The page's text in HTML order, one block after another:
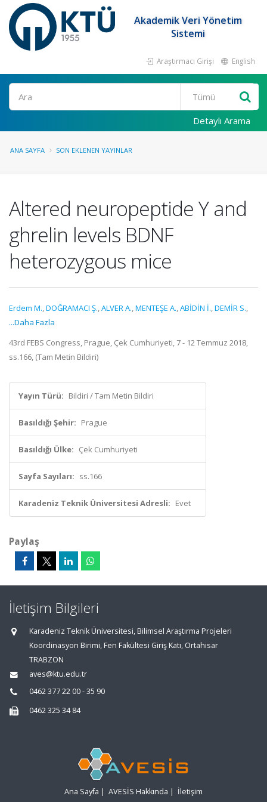
Akademik Veri Yönetim
Sistemi
Araştırmacı Girişi English
Ara
Detaylı Arama
ANA SAYFA SON EKLENEN YAYINLAR
Altered neuropeptide Y and
ghrelin levels BDNF
heterozygous mice
Erdem M.,DOĞRAMACI Ş.,ALVER A.,MENTEŞE A.,ABİDİN İ.,DEMİR S.,
...Daha Fazla
43rd FEBS Congress, Prague, Çek Cumhuriyeti, 7 - 12 Temmuz 2018,
ss.166, (Tam Metin Bildiri)
Yayın Türü: Bildiri / Tam Metin Bildiri
Basıldığı Şehir: Prague
Basıldığı Ülke: Çek Cumhuriyeti
Sayfa Sayıları: ss.166
Karadeniz Teknik Üniversitesi Adresli: Evet
Paylaş
İletişim Bilgileri
Karadeniz Teknik Üniversitesi, Bilimsel Araştırma Projeleri
Koordinasyon Birimi, Fen Fakültesi Giriş Katı, Ortahisar
TRABZON
aves@ktu.edu.tr
0462 377 22 00 - 35 90
0462 325 34 84
Ana Sayfa | AVESİS Hakkında | İletişim